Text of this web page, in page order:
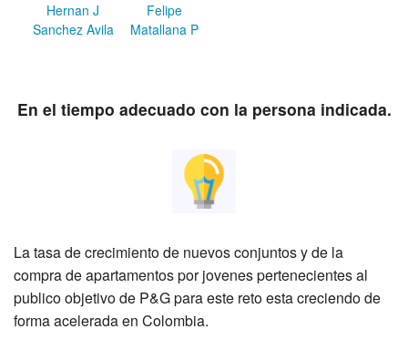
Hernan J
Sanchez Avila
Felipe
Matallana P
En el tiempo adecuado con la persona indicada.
La tasa de crecimiento de nuevos conjuntos y de la
compra de apartamentos por jovenes pertenecientes al
publico objetivo de P&G para este reto esta creciendo de
forma acelerada en Colombia.